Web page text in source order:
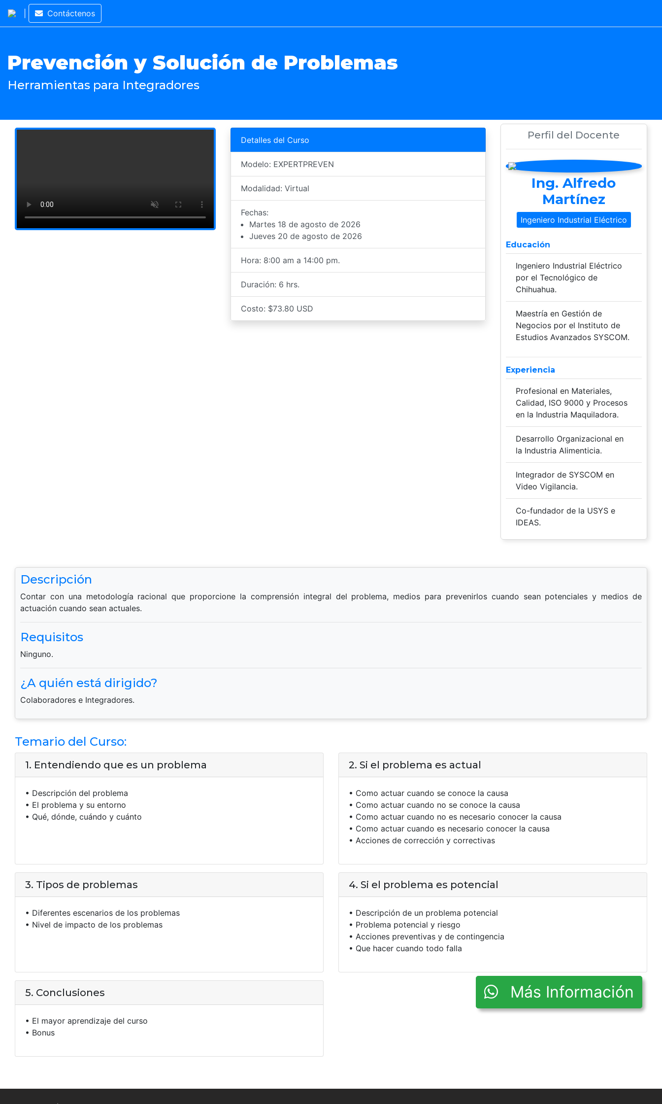
Contáctenos
Prevención y Solución de Problemas
Herramientas para Integradores
Más Información
Detalles del Curso
Modelo: EXPERTPREVEN
Modalidad: Virtual
Fechas:
Martes 18 de agosto de 2026
Jueves 20 de agosto de 2026
Hora: 8:00 am a 14:00 pm.
Duración: 6 hrs.
Costo: $73.80 USD
Perfil del Docente
Ing. Alfredo
Martínez
Ingeniero Industrial Eléctrico
Educación
Ingeniero Industrial Eléctrico
por el Tecnológico de
Chihuahua.
Maestría en Gestión de
Negocios por el Instituto de
Estudios Avanzados SYSCOM.
Experiencia
Profesional en Materiales,
Calidad, ISO 9000 y Procesos
en la Industria Maquiladora.
Desarrollo Organizacional en
la Industria Alimenticia.
Integrador de SYSCOM en
Video Vigilancia.
Co-fundador de la USYS e
IDEAS.
Descripción
Contar con una metodología racional que proporcione la comprensión integral del problema, medios para prevenirlos cuando sean potenciales y medios de
actuación cuando sean actuales.
Requisitos
Ninguno.
¿A quién está dirigido?
Colaboradores e Integradores.
Temario del Curso:
1. Entendiendo que es un problema
• Descripción del problema
• El problema y su entorno
• Qué, dónde, cuándo y cuánto
2. Si el problema es actual
• Como actuar cuando se conoce la causa
• Como actuar cuando no se conoce la causa
• Como actuar cuando no es necesario conocer la causa
• Como actuar cuando es necesario conocer la causa
• Acciones de corrección y correctivas
3. Tipos de problemas
• Diferentes escenarios de los problemas
• Nivel de impacto de los problemas
4. Si el problema es potencial
• Descripción de un problema potencial
• Problema potencial y riesgo
• Acciones preventivas y de contingencia
• Que hacer cuando todo falla
5. Conclusiones
• El mayor aprendizaje del curso
• Bonus